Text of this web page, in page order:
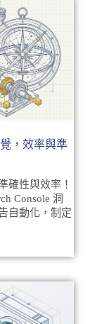
，效率與準
確性與效率！
Console 洞
自動化，制定